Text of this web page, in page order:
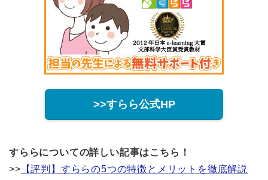
>>すらら公式HP
すららについての詳しい記事はこちら！
>> 【評判】すららの5つの特徴とメリットを徹底解説